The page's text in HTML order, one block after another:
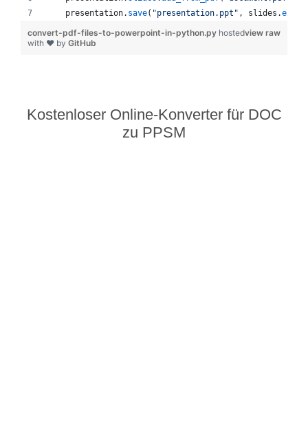
presentation. save( "presentation.ppt" , slides .
view raw
convert-pdf-files-to-powerpoint-in-python.py hosted
with ❤ by GitHub
Kostenloser Online-Konverter für DOC
zu PPSM